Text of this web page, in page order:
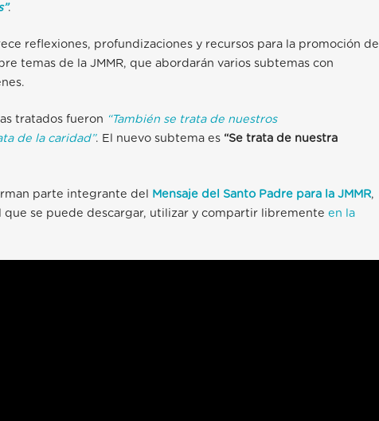
.
reflexiones, profundizaciones y recursos para la promoción de
temas de la JMMR, que abordarán varios subtemas con
tratados fueron “También se trata de nuestros
de la caridad”. El nuevo subtema es “Se trata de nuestra
parte integrante del Mensaje del Santo Padre para la JMMR,
se puede descargar, utilizar y compartir libremente en la